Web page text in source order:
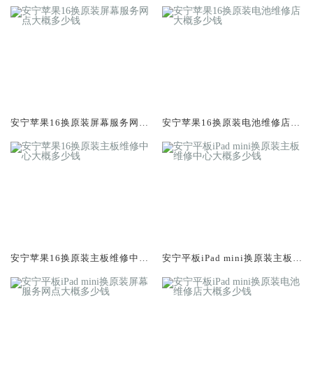
安宁苹果16换原装屏幕服务网点
安宁苹果16换原装电池维修店大
安宁苹果16换原装主板维修中心
安宁平板iPad mini换原装主板维